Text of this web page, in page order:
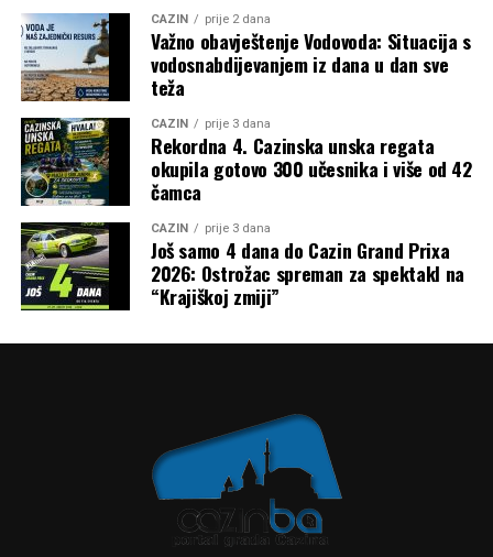
CAZIN prije 2 dana
Važno obavještenje Vodovoda: Situacija s
vodosnabdijevanjem iz dana u dan sve
teža
CAZIN prije 3 dana
Rekordna 4. Cazinska unska regata
okupila gotovo 300 učesnika i više od 42
čamca
CAZIN prije 3 dana
Još samo 4 dana do Cazin Grand Prixa
2026: Ostrožac spreman za spektakl na
“Krajiškoj zmiji”